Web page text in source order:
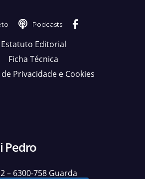
Podcasts
Estatuto Editorial
Ficha Técnica
Privacidade e Cookies
Pedro
– 6300-758 Guarda